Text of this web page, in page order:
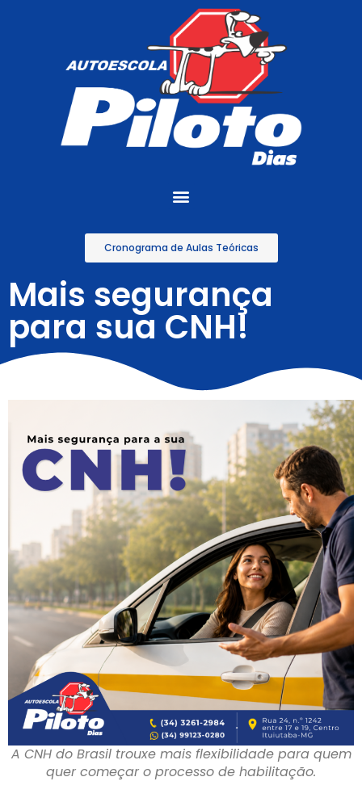
Cronograma de Aulas Teóricas
Mais segurança
para sua CNH!
A CNH do Brasil trouxe mais flexibilidade para quem
quer começar o processo de habilitação.